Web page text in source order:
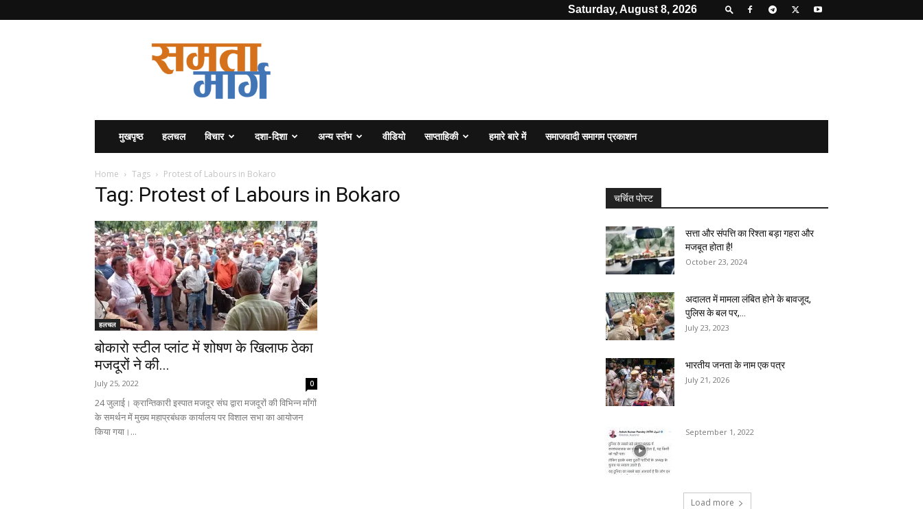
Saturday, August 8, 2026
मुखपृष्ठ हलचल विचार दशा-दिशा अन्य स्तंभ वीडियो साप्ताहिकी हमारे बारे में समाजवादी समागम प्रकाशन
Home Tags Protest of Labours in Bokaro
Tag: Protest of Labours in Bokaro
हलचल
बोकारो स्टील प्लांट में शोषण के खिलाफ ठेका
मजदूरों ने की...
July 25, 2022 0
24 जुलाई। क्रान्तिकारी इस्पात मजदूर संघ द्वारा मजदूरों की विभिन्न माँगों
के समर्थन में मुख्य महाप्रबंधक कार्यालय पर विशाल सभा का आयोजन
किया गया।...
चर्चित पोस्ट
सत्ता और संपत्ति का रिश्ता बड़ा गहरा और
मजबूत होता है!
October 23, 2024
अदालत में मामला लंबित होने के बावजूद,
पुलिस के बल पर,...
July 23, 2023
भारतीय जनता के नाम एक पत्र
July 21, 2026
September 1, 2022
Load more